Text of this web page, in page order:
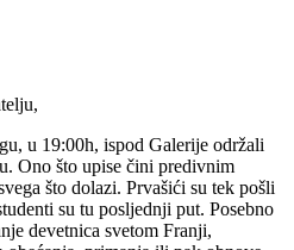
u 19:00h, ispod Galerije održali
Ono što upise čini predivnim
što dolazi. Prvašići su tek pošli
su tu posljednji put. Posebno
devetnica svetom Franji,